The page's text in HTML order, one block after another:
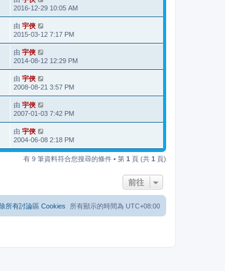
2016-12-29 10:05 AM
由 宇俠
2015-03-12 7:17 PM
由 宇俠
2014-08-12 12:29 PM
由 宇俠
2008-08-21 3:57 PM
由 宇俠
2007-01-03 7:42 PM
由 宇俠
2004-06-08 2:18 PM
有 9 筆資料符合您搜尋的條件 • 第 1 頁 (共 1 頁)
前往
所有顯示的時間為 UTC+08:00
所有討論區 Cookies